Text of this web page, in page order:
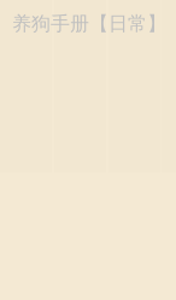
养狗手册【日常】